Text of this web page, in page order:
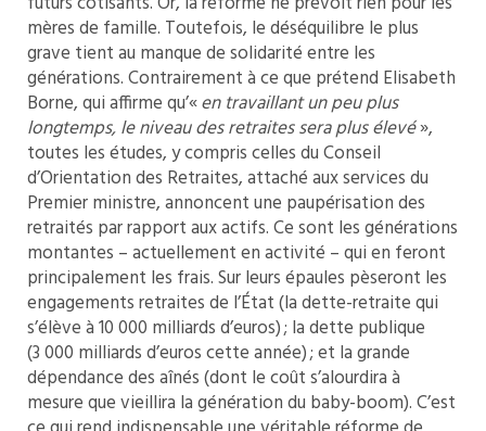
mères de famille. Toutefois, le déséquilibre le plus
grave tient au manque de solidarité entre les
générations. Contrairement à ce que prétend Elisabeth
Borne, qui affirme qu’«en travaillant un peu plus
longtemps, le niveau des retraites sera plus élevé»,
toutes les études, y compris celles du Conseil
d’Orientation des Retraites, attaché aux services du
Premier ministre, annoncent une paupérisation des
retraités par rapport aux actifs. Ce sont les générations
montantes – actuellement en activité – qui en feront
principalement les frais. Sur leurs épaules pèseront les
engagements retraites de l’État (la dette-retraite qui
s’élève à 10 000 milliards d’euros) ; la dette publique
(3 000 milliards d’euros cette année) ; et la grande
dépendance des aînés (dont le coût s’alourdira à
mesure que vieillira la génération du baby-boom). C’est